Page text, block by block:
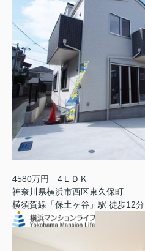
4580万円 4ＬＤＫ
神奈川県横浜市西区東久保町
横須賀線「保土ヶ谷」駅 徒歩12分